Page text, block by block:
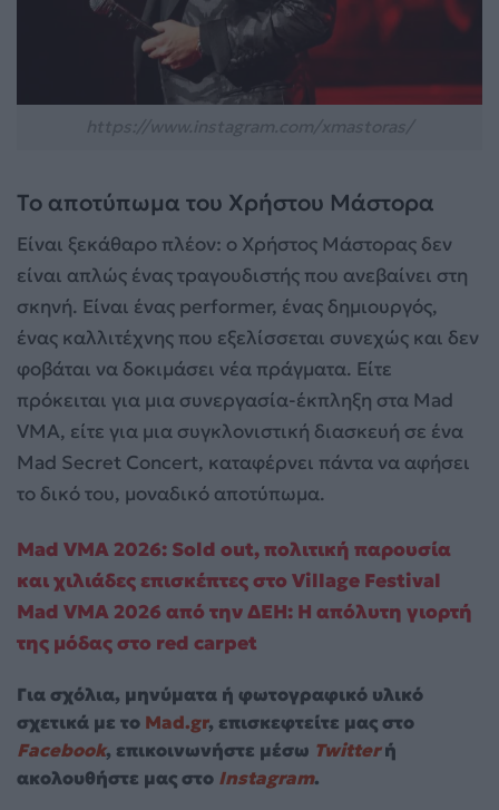
Το αποτύπωμα του Χρήστου Μάστορα
Είναι ξεκάθαρο πλέον: ο Χρήστος Μάστορας δεν
είναι απλώς ένας τραγουδιστής που ανεβαίνει στη
σκηνή. Είναι ένας performer, ένας δημιουργός,
ένας καλλιτέχνης που εξελίσσεται συνεχώς και δεν
φοβάται να δοκιμάσει νέα πράγματα. Είτε
πρόκειται για μια συνεργασία-έκπληξη στα Mad
VMA, είτε για μια συγκλονιστική διασκευή σε ένα
Mad Secret Concert, καταφέρνει πάντα να αφήσει
το δικό του, μοναδικό αποτύπωμα.
Mad VMA 2026: Sold out, πολιτική παρουσία
και χιλιάδες επισκέπτες στο Village Festival
Mad VMA 2026 από την ΔΕΗ: Η απόλυτη γιορτή
της μόδας στο red carpet
Για σχόλια, μηνύματα ή φωτογραφικό υλικό
σχετικά με το Mad.gr, επισκεφτείτε μας στο
Facebook, επικοινωνήστε μέσω Twitterή
ακολουθήστε μας στο Instagram.